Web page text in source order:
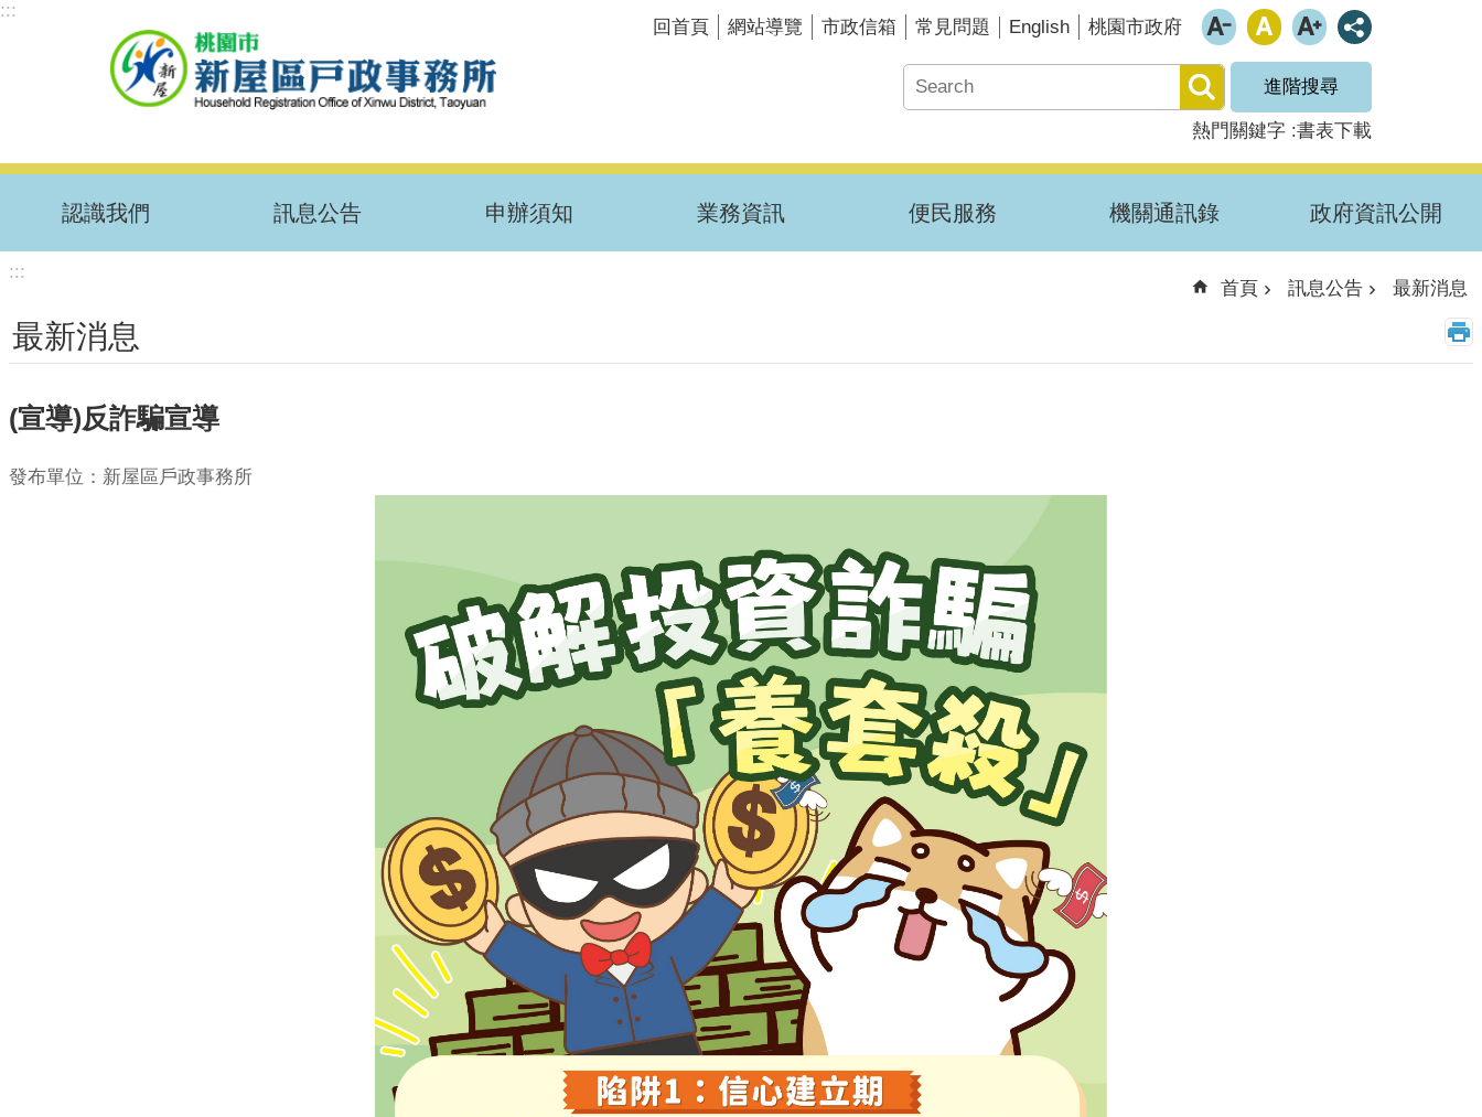
跳到主要內容區塊
:::
回首頁 網站導覽 市政信箱 常見問題 English 桃園市政府
進階搜尋
熱門關鍵字 書表下載
認識我們 訊息公告 申辦須知 業務資訊 便民服務 機關通訊錄 政府資訊公開
:::
首頁 訊息公告 最新消息
最新消息
(宣導)反詐騙宣導
發布單位：新屋區戶政事務所